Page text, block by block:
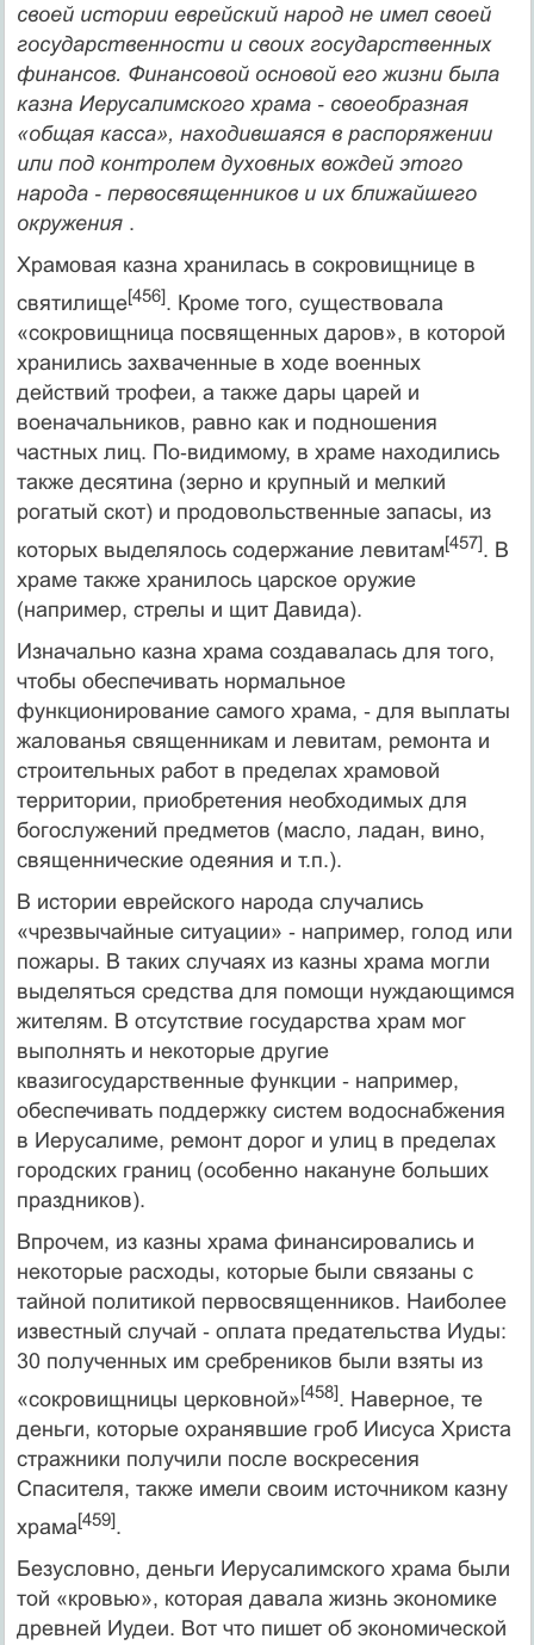
своей истории еврейский народ не имел своей
государственности и своих государственных
финансов. Финансовой основой его жизни была
казна Иерусалимского храма ‑ своеобразная
«общая касса», находившаяся в распоряжении
или под контролем духовных вождей этого
народа ‑ первосвященников и их ближайшего
окружения.
Храмовая казна хранилась в сокровищнице в
святилище[456]. Кроме того, существовала
«сокровищница посвященных даров», в которой
хранились захваченные в ходе военных
действий трофеи, а также дары царей и
военачальников, равно как и подношения
частных лиц. По‑видимому, в храме находились
также десятина (зерно и крупный и мелкий
рогатый скот) и продовольственные запасы, из
которых выделялось содержание левитам[457]. В
храме также хранилось царское оружие
(например, стрелы и щит Давида).
Изначально казна храма создавалась для того,
чтобы обеспечивать нормальное
функционирование самого храма, ‑ для выплаты
жалованья священникам и левитам, ремонта и
строительных работ в пределах храмовой
территории, приобретения необходимых для
богослужений предметов (масло, ладан, вино,
священнические одеяния и т.п.).
В истории еврейского народа случались
«чрезвычайные ситуации» ‑ например, голод или
пожары. В таких случаях из казны храма могли
выделяться средства для помощи нуждающимся
жителям. В отсутствие государства храм мог
выполнять и некоторые другие
квазигосударственные функции ‑ например,
обеспечивать поддержку систем водоснабжения
в Иерусалиме, ремонт дорог и улиц в пределах
городских границ (особенно накануне больших
праздников).
Впрочем, из казны храма финансировались и
некоторые расходы, которые были связаны с
тайной политикой первосвященников. Наиболее
известный случай ‑ оплата предательства Иуды:
30 полученных им сребреников были взяты из
«сокровищницы церковной»[458]. Наверное, те
деньги, которые охранявшие гроб Иисуса Христа
стражники получили после воскресения
Спасителя, также имели своим источником казну
храма[459].
Безусловно, деньги Иерусалимского храма были
той «кровью», которая давала жизнь экономике
древней Иудеи. Вот что пишет об экономической